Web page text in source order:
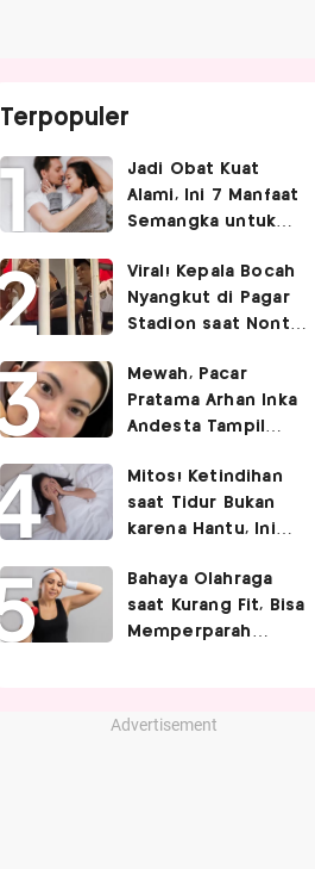
Terpopuler
Jadi Obat Kuat
Alami, Ini 7 Manfaat
Semangka untuk
Viral! Kepala Bocah
Nyangkut di Pagar
Stadion saat Nonton
Endingnya Kocak
Mewah, Pacar
Pratama Arhan Inka
Andesta Tampil
Pakai Bando Rp10
Juta
Mitos! Ketindihan
saat Tidur Bukan
karena Hantu, Ini
dari Dokter
Bahaya Olahraga
saat Kurang Fit, Bisa
Memperparah
Advertisement